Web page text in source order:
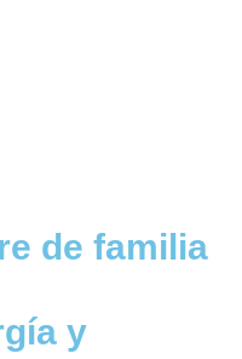
de familia
y